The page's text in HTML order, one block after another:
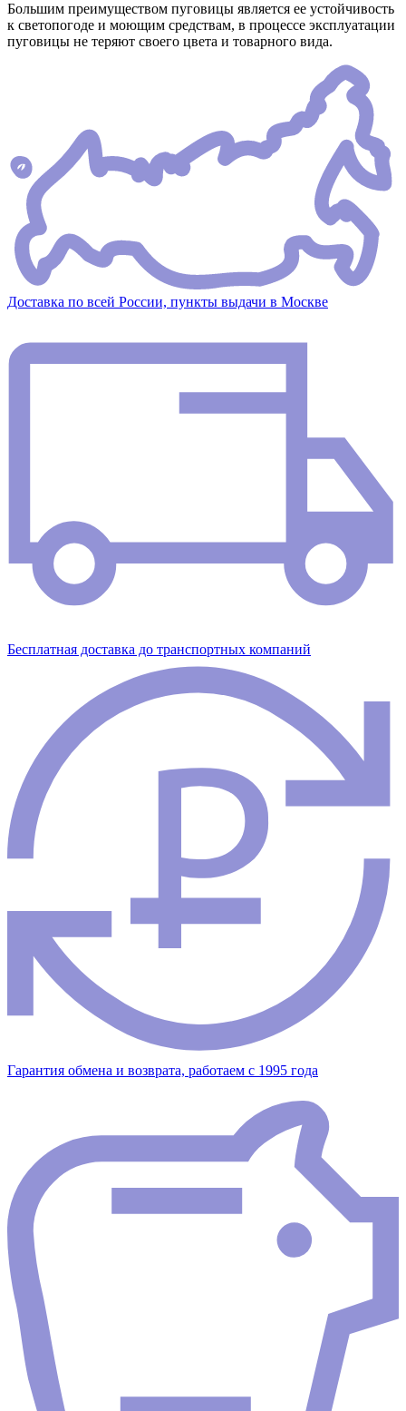
Большим преимуществом пуговицы является ее устойчивость
к светопогоде и моющим средствам, в процессе эксплуатации
пуговицы не теряют своего цвета и товарного вида.
Доставка по всей России, пункты выдачи в Москве
Бесплатная доставка до транспортных компаний
Гарантия обмена и возврата, работаем с 1995 года